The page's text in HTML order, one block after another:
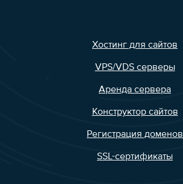
Хостинг для сайтов
VPS/VDS серверы
Аренда сервера
Конструктор сайтов
Регистрация доменов
SSL-сертификаты